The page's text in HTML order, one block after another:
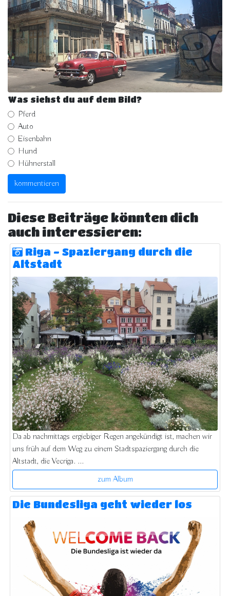
Was siehst du auf dem Bild?
Pferd
Auto
Eisenbahn
Hund
Hühnerstall
Diese Beiträge könnten dich
auch interessieren:
Riga - Spaziergang durch die
Altstadt
Da ab nachmittags ergiebiger Regen angekündigt ist, machen wir
uns früh auf dem Weg zu einem Stadtspaziergang durch die
Altstadt, die Vecriga. ...
zum Album
Die Bundesliga geht wieder los